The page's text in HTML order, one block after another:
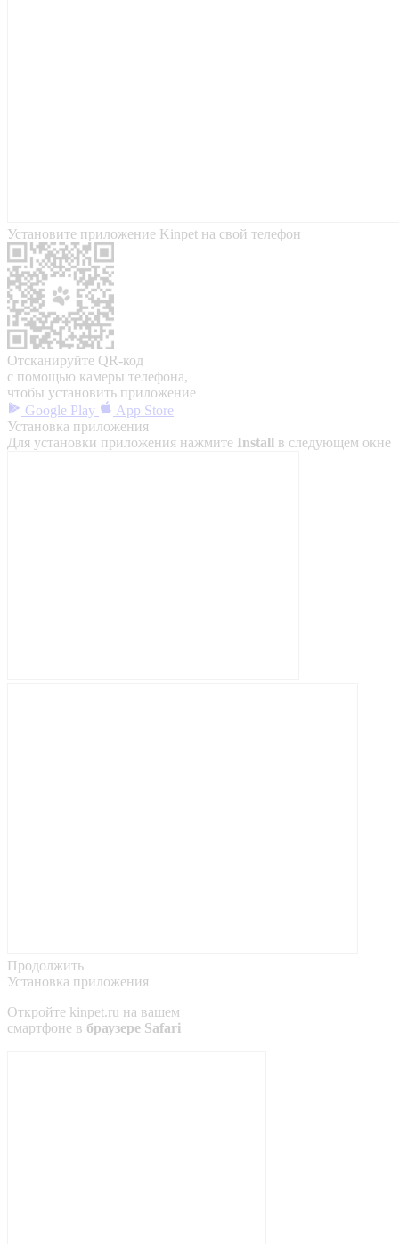
Установите приложение Kinpet на свой телефон
Отсканируйте QR-код
с помощью камеры телефона,
чтобы установить приложение
Google Play
App Store
Установка приложения
Для установки приложения нажмите Install в следующем окне
Продолжить
Установка приложения
Откройте kinpet.ru на вашем
смартфоне в браузере Safari